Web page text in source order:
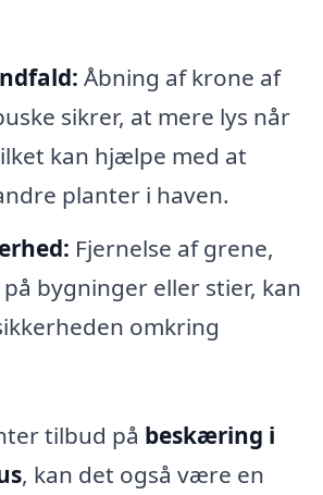
Åbning af krone af
sikrer, at mere lys når
kan hjælpe med at
planter i haven.
Fjernelse af grene,
bygninger eller stier, kan
omkring
tilbud på beskæring i
, kan det også være en